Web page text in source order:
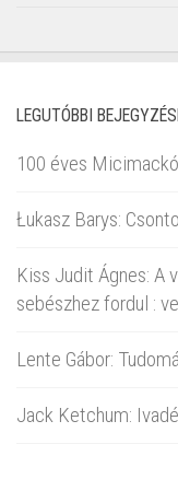
LEGUTÓBBI
100 éves Micimackó
Łukasz Barys:
Kiss Judit Ágnes: A
sebészhez fordul :
Lente Gábor:
Jack Ketchum: